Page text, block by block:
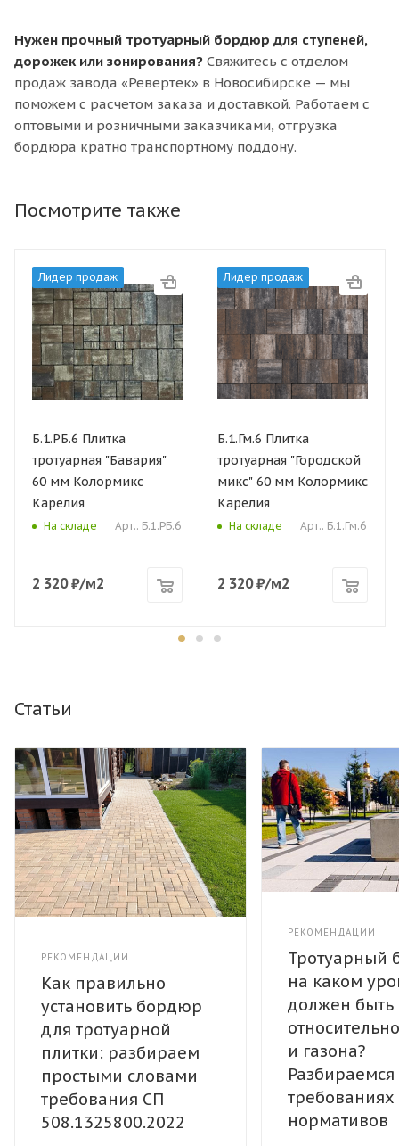
Нужен прочный тротуарный бордюр для ступеней,
дорожек или зонирования? Свяжитесь с отделом
продаж завода «Ревертек» в Новосибирске — мы
поможем с расчетом заказа и доставкой. Работаем с
оптовыми и розничными заказчиками, отгрузка
бордюра кратно транспортному поддону.
Посмотрите также
Лидер продаж
Б.1.РБ.6 Плитка
тротуарная "Бавария"
60 мм Колормикс
Карелия
На складе Арт.: Б.1.РБ.6
2 320₽/м2
Лидер продаж
Б.1.Гм.6 Плитка
тротуарная "Городской
микс" 60 мм Колормикс
Карелия
На складе Арт.: Б.1.Гм.6
2 320₽/м2
Статьи
РЕКОМЕНДАЦИИ
Как правильно
установить бордюр
для тротуарной
плитки: разбираем
простыми словами
требования СП
508.1325800.2022
РЕКОМЕНДАЦИИ
Тротуарный
на каком
должен быть
и газона?
Разбираемся
требованиях
нормативов